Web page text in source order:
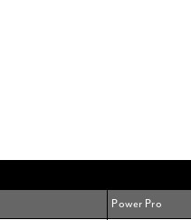
Power Pro